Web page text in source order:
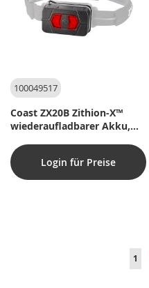
100049517
Coast ZX20B Zithion-X™
wiederaufladbarer Akku,
Login für Preise
Sie
1